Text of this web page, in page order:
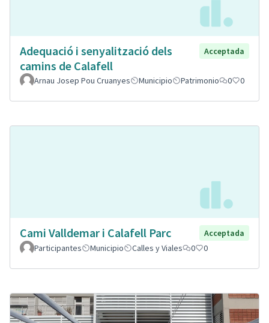
Adequació i senyalització dels
camins de Calafell
Acceptada
Arnau Josep Pou Cruanyes Municipio Patrimonio 0 0
Cami Valldemar i Calafell Parc
Acceptada
Participantes
Municipio Calles y Viales 0 0